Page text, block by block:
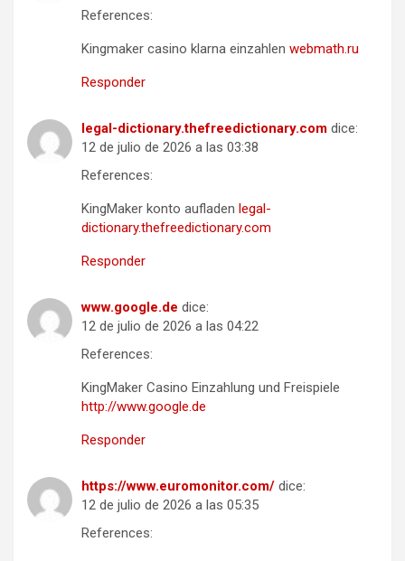
References:
Kingmaker casino klarna einzahlen webmath.ru
Responder
legal-dictionary.thefreedictionary.com dice:
12 de julio de 2026 a las 03:38
References:
KingMaker konto aufladen legal-
dictionary.thefreedictionary.com
Responder
www.google.de dice:
12 de julio de 2026 a las 04:22
References:
KingMaker Casino Einzahlung und Freispiele
http://www.google.de
Responder
https://www.euromonitor.com/ dice:
12 de julio de 2026 a las 05:35
References: